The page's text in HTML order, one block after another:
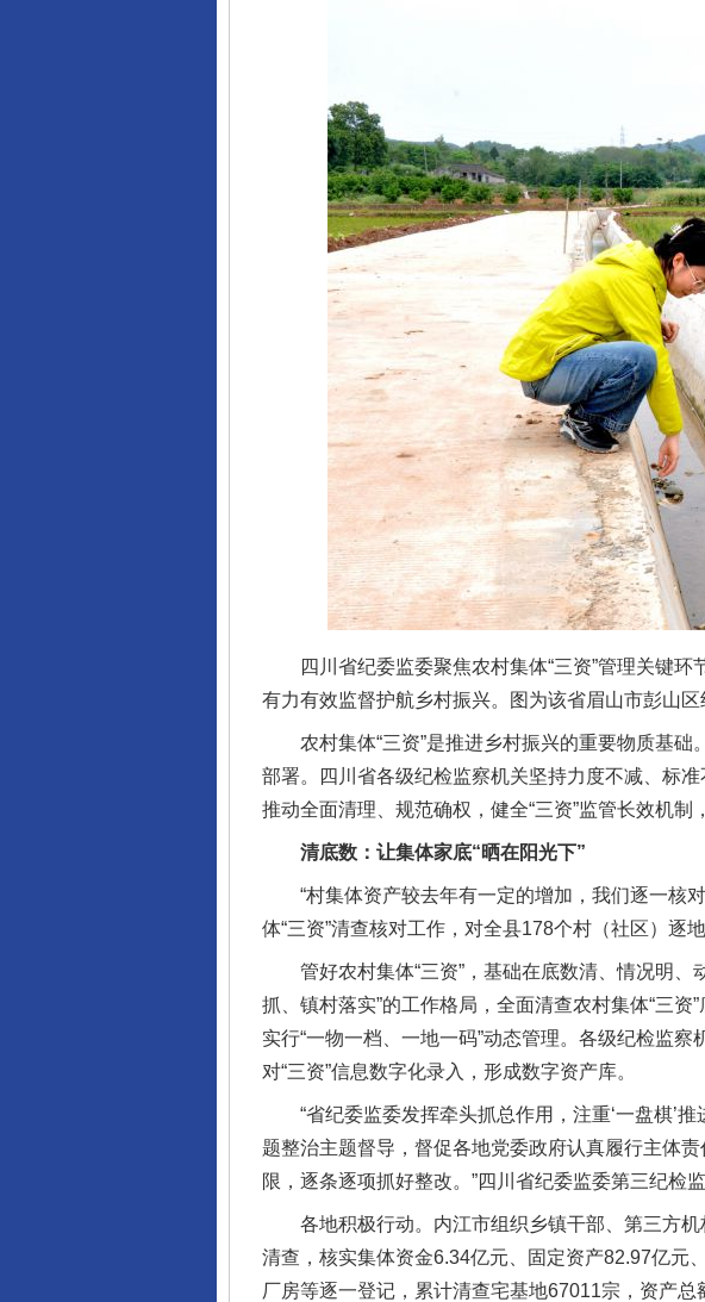
四川省纪委监委聚焦农村集体“三资”管理关键环
有力有效监督护航乡村振兴。图为该省眉山市彭山
农村集体“三资”是推进乡村振兴的重要物质基础
部署。四川省各级纪检监察机关坚持力度不减、标
推动全面清理、规范确权，健全“三资”监管长效机
清底数：让集体家底“晒在阳光下”
“村集体资产较去年有一定的增加，我们逐一核对
体“三资”清查核对工作，对全县178个村（社区）逐
管好农村集体“三资”，基础在底数清、情况明、
抓、镇村落实”的工作格局，全面清查农村集体“三
实行“一物一档、一地一码”动态管理。各级纪检监
对“三资”信息数字化录入，形成数字资产库。
“省纪委监委发挥牵头抓总作用，注重‘一盘棋’推
题整治主题督导，督促各地党委政府认真履行主体
限，逐条逐项抓好整改。”四川省纪委监委第三纪检
各地积极行动。内江市组织乡镇干部、第三方机
清查，核实集体资金6.34亿元、固定资产82.97亿元
厂房等逐一登记，累计清查宅基地67011宗，资产总